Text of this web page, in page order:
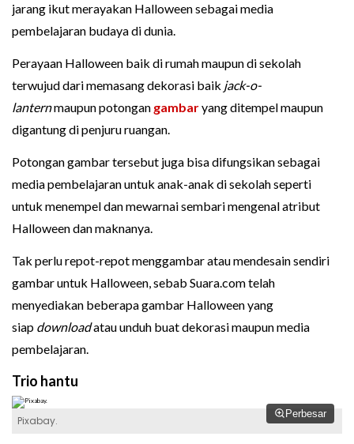
jarang ikut merayakan Halloween sebagai media
pembelajaran budaya di dunia.
Perayaan Halloween baik di rumah maupun di sekolah
terwujud dari memasang dekorasi baik jack-o-
lanternmaupun potongan gambaryang ditempel maupun
digantung di penjuru ruangan.
Potongan gambar tersebut juga bisa difungsikan sebagai
media pembelajaran untuk anak-anak di sekolah seperti
untuk menempel dan mewarnai sembari mengenal atribut
Halloween dan maknanya.
Tak perlu repot-repot menggambar atau mendesain sendiri
gambar untuk Halloween, sebab Suara.com telah
menyediakan beberapa gambar Halloween yang
siap downloadatau unduh buat dekorasi maupun media
pembelajaran.
Trio hantu
Perbesar
Pixabay.